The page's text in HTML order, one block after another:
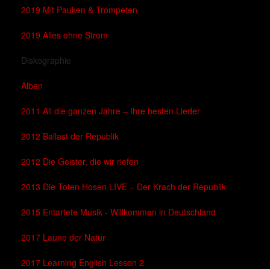
2019 Mit Pauken & Trompeten
2019 Alles ohne Strom
Diskographie
Alben
2011 All die ganzen Jahre – Ihre besten Lieder
2012 Ballast der Republik
2012 Die Geister, die wir riefen
2013 Die Toten Hosen LIVE – Der Krach der Republik
2015 Entartete Musik - Willkommen in Deutschland
2017 Laune der Natur
2017 Learning English Lesson 2